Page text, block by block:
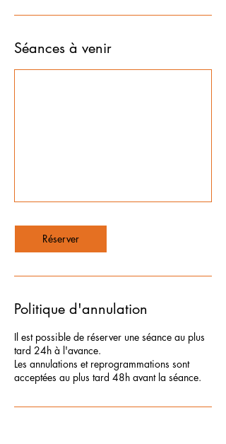
Séances à venir
Réserver
Politique d'annulation
Il est possible de réserver une séance au plus
tard 24h à l'avance.
Les annulations et reprogrammations sont